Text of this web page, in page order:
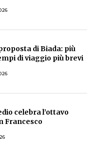
di Biada: più
di viaggio più brevi
celebra l’ottavo
Francesco